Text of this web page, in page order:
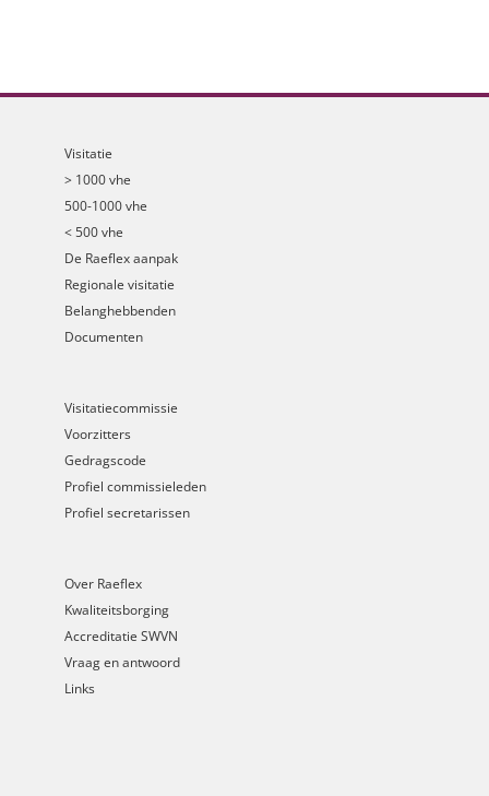
Visitatie
> 1000 vhe
500-1000 vhe
< 500 vhe
De Raeflex aanpak
Regionale visitatie
Belanghebbenden
Documenten
Visitatiecommissie
Voorzitters
Gedragscode
Profiel commissieleden
Profiel secretarissen
Over Raeflex
Kwaliteitsborging
Accreditatie SWVN
Vraag en antwoord
Links